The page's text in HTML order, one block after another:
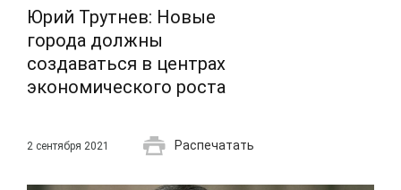
Юрий Трутнев: Новые
города должны
создаваться в центрах
экономического роста
2 сентября 2021 Распечатать